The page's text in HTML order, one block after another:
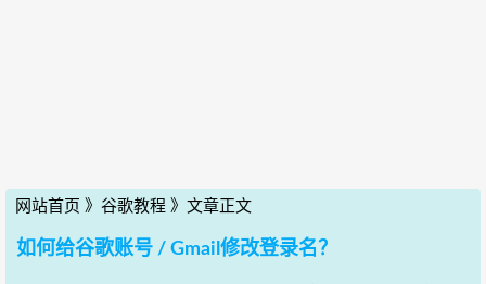
网站首页 》 谷歌教程 》 文章正文
如何给谷歌账号 / Gmail修改登录名？